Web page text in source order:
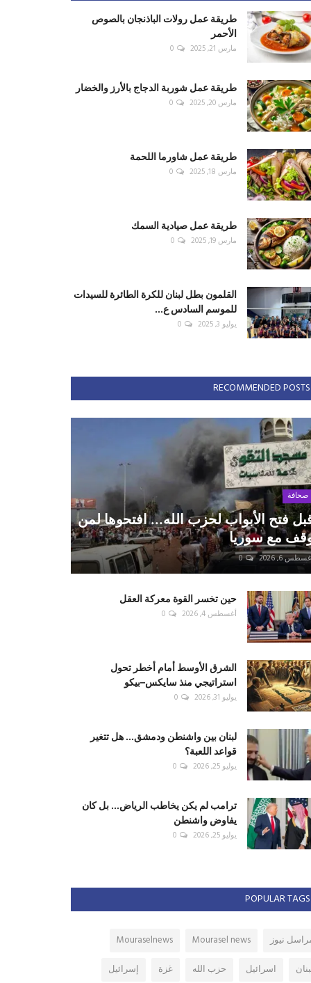
طريقة عمل رولات الباذنجان بالصوص
الأحمر
مارس 21, 2025 0
طريقة عمل شوربة الدجاج بالأرز والخضار
مارس 20, 2025 0
طريقة عمل شاورما اللحمة
مارس 18, 2025 0
طريقة عمل صيادية السمك
مارس 19, 2025 0
القلمون بطل لبنان للكرة الطائرة للسيدات
للموسم السادس ع...
يوليو 3, 2025 0
RECOMMENDED POSTS
صحافة
فتح الأبواب لحزب الله... افتحوها لمن
مع سوريا
6, 2026
0
حين تخسر القوة معركة العقل
أغسطس 4, 2026 0
الشرق الأوسط أمام أخطر تحول
استراتيجي منذ سايكس–بيكو
يوليو 31, 2026 0
لبنان بين واشنطن ودمشق... هل تتغير
قواعد اللعبة؟
يوليو 25, 2026 0
ترامب لم يكن يخاطب الرياض... بل كان
يفاوض واشنطن
يوليو 25, 2026 0
POPULAR TAGS
نيوز Mourasel news
Mouraselnews
اسرائيل حزب الله غزة
إسرائيل